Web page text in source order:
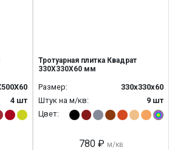
4 шт
Тротуарная плитка Квадрат
330Х330Х60 мм
Размер:
330x330x60
Штук на м/кв:
9 шт
Цвет:
780 ₽ м/кв